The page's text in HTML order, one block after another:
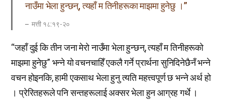
नाउँमा भेला हुन्छन्, त्यहाँ म तिनीहरूका माझमा हुनेछु ।”
मत्ती १८ː१९-२०
“जहाँ दुई कि तीन जना मेरो नाउँमा भेला हुन्छन्, त्यहाँ म तिनीहरूको
माझमा हुनेछु” भन्ने यो वचनचाहिँ एकलै गर्ने प्रार्थना सुनिदिनेछैनँ भन्ने
वचन होइनकि, हामी एकसाथ भेला हुनु त्यति महत्त्वपूर्ण छ भन्ने अर्थ हो
। प्रेरितहरूले पनि सन्तहरूलाई अक्सर भेला हुन आग्रह गर्थे ।